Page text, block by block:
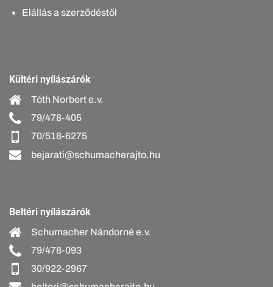
Elállás a szerződéstől
Kültéri nyílászárók
Tóth Norbert e.v.
79/478-405
70/518-6275
bejarati@schumacherajto.hu
Beltéri nyílászárók
Schumacher Nándorné e.v.
79/478-093
30/922-2967